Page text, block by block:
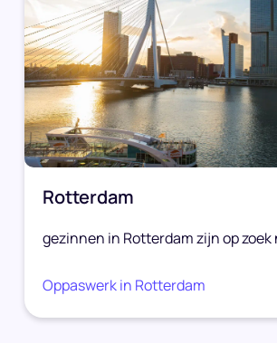
Rotterdam
gezinnen in Rotterdam zijn op zoek
Oppaswerk in Rotterdam